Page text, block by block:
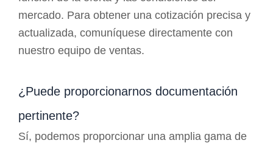
mercado. Para obtener una cotización precisa y
actualizada, comuníquese directamente con
nuestro equipo de ventas.
¿Puede proporcionarnos documentación
pertinente?
Sí, podemos proporcionar una amplia gama de